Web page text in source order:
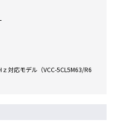
対応モデル（VCC-5CL5M63/R6